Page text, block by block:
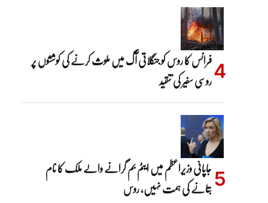
فرانس کا روس کو جنگلاتی آگ میں ملوث کرنے کی کوششوں پر
روسی سفیر کی تنقید
جاپانی وزیراعظم میں ایٹم بم گرانے والے ملک کا نام
بتانے کی ہمت نہیں، روس